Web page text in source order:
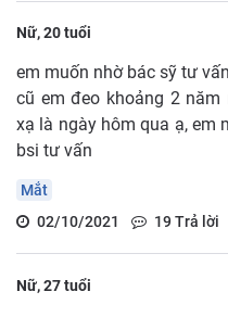
Nữ, 20 tuổi
em muốn nhờ bác sỹ tư
cũ em đeo khoảng 2
xạ là ngày hôm qua ạ, em
bsi tư vấn
Mắt
02/10/2021
19Trả lời
Nữ, 27 tuổi